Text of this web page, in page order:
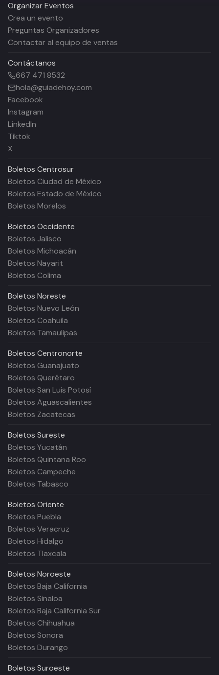
Organizar Eventos
Crea un evento
Preguntas Organizadores
Contactar al equipo de ventas
Contáctanos
667 471 8532
hola@guiadehoy.com
Facebook
Instagram
LinkedIn
Tiktok
X
Boletos Centrosur
Boletos Ciudad de México
Boletos Estado de México
Boletos Morelos
Boletos Occidente
Boletos Jalisco
Boletos Michoacán
Boletos Nayarit
Boletos Colima
Boletos Noreste
Boletos Nuevo León
Boletos Coahuila
Boletos Tamaulipas
Boletos Centronorte
Boletos Guanajuato
Boletos Querétaro
Boletos San Luis Potosí
Boletos Aguascalientes
Boletos Zacatecas
Boletos Sureste
Boletos Yucatán
Boletos Quintana Roo
Boletos Campeche
Boletos Tabasco
Boletos Oriente
Boletos Puebla
Boletos Veracruz
Boletos Hidalgo
Boletos Tlaxcala
Boletos Noroeste
Boletos Baja California
Boletos Sinaloa
Boletos Baja California Sur
Boletos Chihuahua
Boletos Sonora
Boletos Durango
Boletos Suroeste